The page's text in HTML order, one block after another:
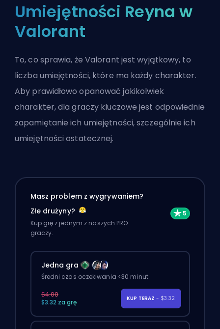
Umiejętności Reyna w
Valorant
To, co sprawia, że Valorant jest wyjątkowy, to
liczba umiejętności, które ma każdy charakter.
Aby prawidłowo opanować jakikolwiek
charakter, dla graczy kluczowe jest odpowiednie
zapamiętanie ich umiejętności, szczególnie ich
umiejętności ostatecznej.
Masz problem z wygrywaniem?
Złe drużyny?
Kup grę z jednym z naszych PRO
graczy.
Jedna gra
Średni czas oczekiwania <30 minut
$4.00
$3.32 za grę
KUP TERAZ - $3.32